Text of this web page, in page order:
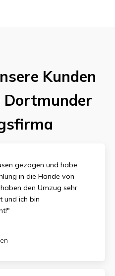
Kunden
Dortmunder
gezogen und habe
in die Hände von
den Umzug sehr
und ich bin